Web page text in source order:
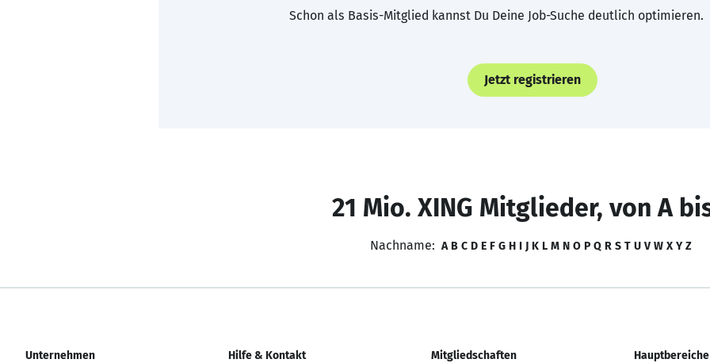
Schon als Basis-Mitglied kannst Du Deine Job-Suche deutlich optimieren.
Jetzt registrieren
21 Mio. XING Mitglieder, von A
Nachname: A B C D E F G H I J K L M N O P Q R S T U V W X Y Z
Unternehmen Hilfe & Kontakt Mitgliedschaften Hauptbereiche